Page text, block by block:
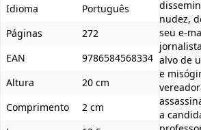
Idioma
Português
Páginas
272
EAN
9786584568334
Altura
20 cm
Comprimento
2 cm
nudez,
seu e-
alvo de
e
a